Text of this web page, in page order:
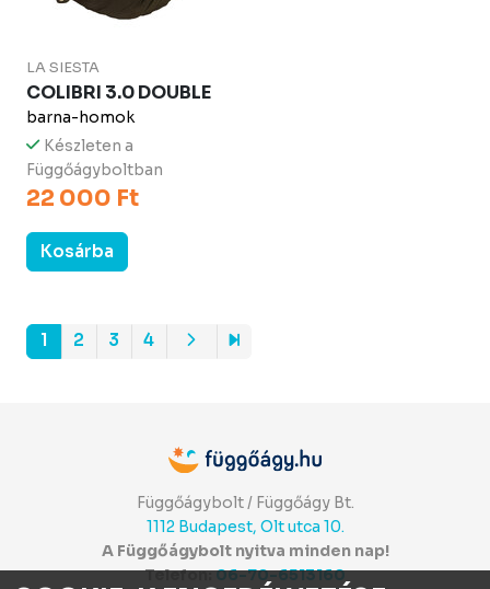
LA SIESTA
COLIBRI 3.0 DOUBLE
barna-homok
Készleten a
Függőágyboltban
22 000 Ft
Kosárba
1 2 3 4
Függőágybolt / Függőágy Bt.
1112 Budapest, Olt utca 10.
A Függőágybolt nyitva minden nap!
Telefon:06-70-6513160